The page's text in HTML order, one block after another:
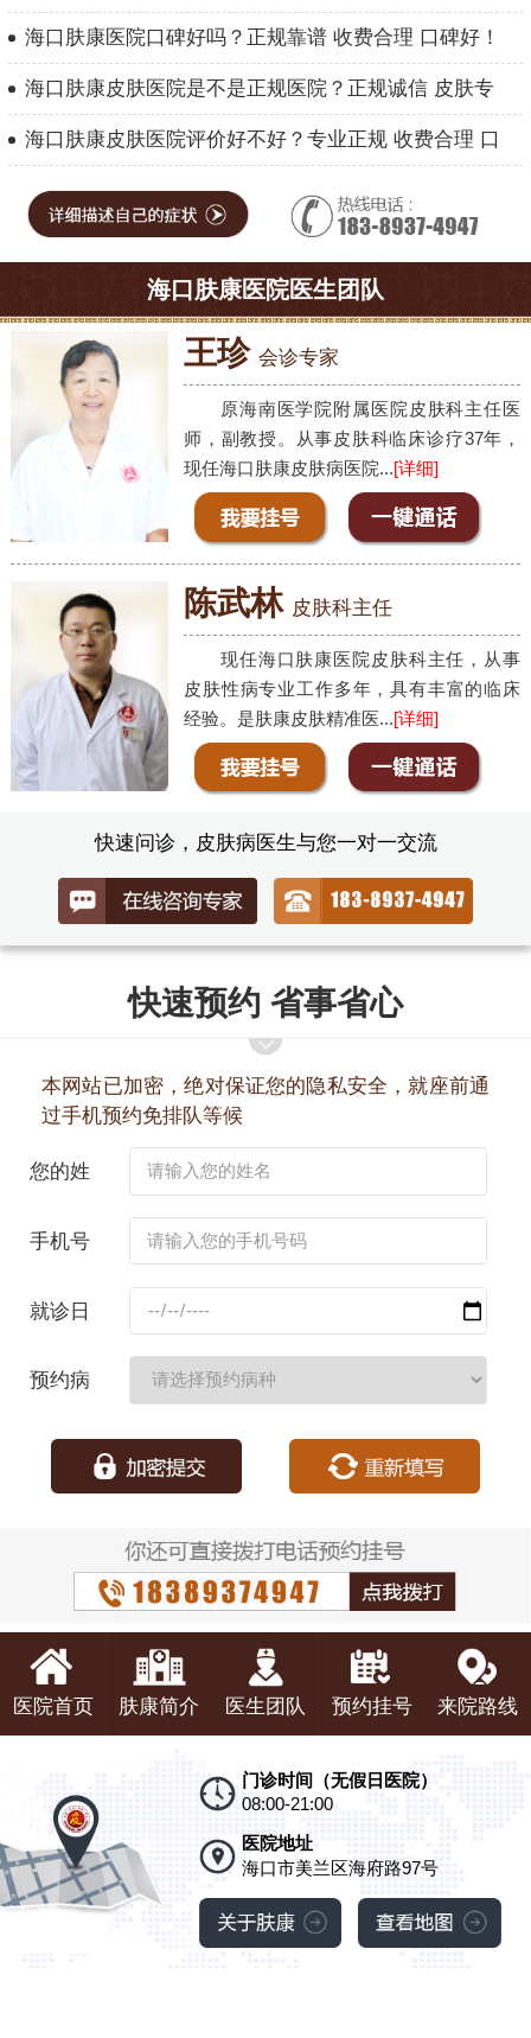
海口肤康医院口碑好吗？正规靠谱 收费合理 口碑好！
海口肤康皮肤医院是不是正规医院？正规诚信 皮肤专
海口肤康皮肤医院评价好不好？专业正规 收费合理 口
海口肤康医院医生团队
王珍 会诊专家
原海南医学院附属医院皮肤科主任医
师，副教授。从事皮肤科临床诊疗37年，
现任海口肤康皮肤病医院...[详细]
陈武林 皮肤科主任
现任海口肤康医院皮肤科主任，从事
皮肤性病专业工作多年，具有丰富的临床
经验。是肤康皮肤精准医...[详细]
快速问诊，皮肤病医生与您一对一交流
快速预约 省事省心
本网站已加密，绝对保证您的隐私安全，就座前通
过手机预约免排队等候
您的姓
手机号
就诊日
预约病
医院首页 肤康简介 医生团队 预约挂号 来院路线
门诊时间（无假日医院）
08:00-21:00
医院地址
海口市美兰区海府路97号